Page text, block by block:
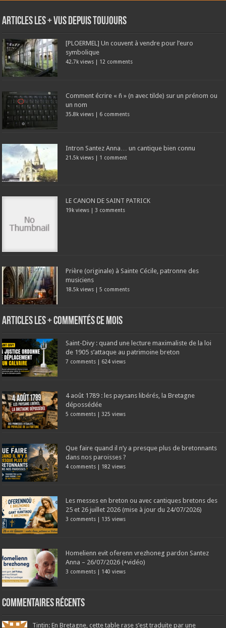
Articles les + vus depuis toujours
[PLOERMEL] Un couvent à vendre pour l’euro
symbolique
42.7k views | 12 comments
Comment écrire « ñ » (n avec tilde) sur un prénom ou
un nom
35.8k views | 6 comments
Intron Santez Anna… un cantique bien connu
21.5k views | 1 comment
LE CANON DE SAINT PATRICK
19k views | 3 comments
Prière (originale) à Sainte Cécile, patronne des
musiciens
18.5k views |5 comments
Articles les + commentés ce mois
Saint-Divy : quand une lecture maximaliste de la loi
de 1905 s’attaque au patrimoine breton
7 comments | 624 views
4 août 1789 : les paysans libérés, la Bretagne
dépossédée
5 comments | 325 views
Que faire quand il n’y a presque plus de bretonnants
dans nos paroisses ?
4 comments | 182 views
Les messes en breton ou avec cantiques bretons des
25 et 26 juillet 2026 (mise à jour du 24/07/2026)
3 comments | 135 views
Homelienn evit oferenn vrezhoneg pardon Santez
Anna – 26/07/2026 (+vidéo)
3 comments | 140 views
Commentaires récents
Tintin: En Bretagne, cette table rase s’est traduite par une